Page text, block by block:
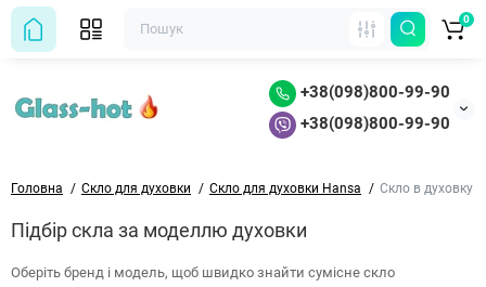
+38(098)800-99-90
+38(098)800-99-90
0
Головна Скло для духовки Скло для духовки Hansa Скло в духовку
Підбір скла за моделлю духовки
Оберіть бренд і модель, щоб швидко знайти сумісне скло